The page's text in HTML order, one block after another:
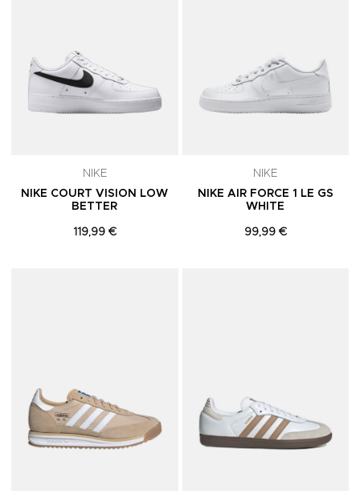
NIKE
NIKE COURT VISION LOW
BETTER
119,99 €
NIKE
NIKE AIR FORCE 1 LE GS
WHITE
99,99 €